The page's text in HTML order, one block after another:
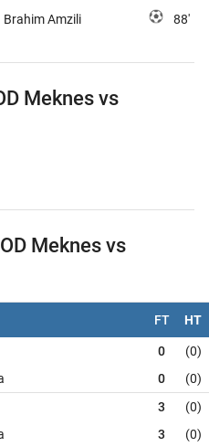
Brahim Amzili 88'
Meknes vs
Meknes vs
FT HT
0
(0)
0 (0)
3
(0)
3 (0)